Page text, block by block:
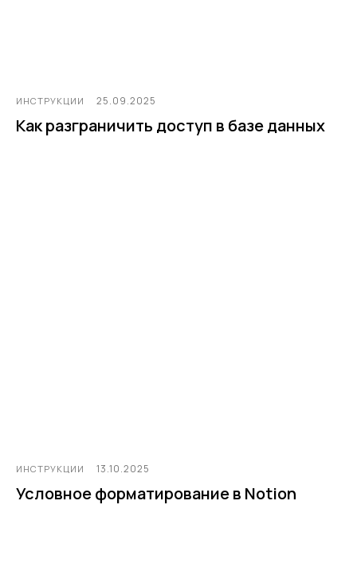
ИНСТРУКЦИИ 25.09.2025
Как разграничить доступ в базе данных
ИНСТРУКЦИИ 13.10.2025
Условное форматирование в Notion